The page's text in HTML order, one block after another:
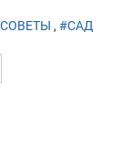
, #САД